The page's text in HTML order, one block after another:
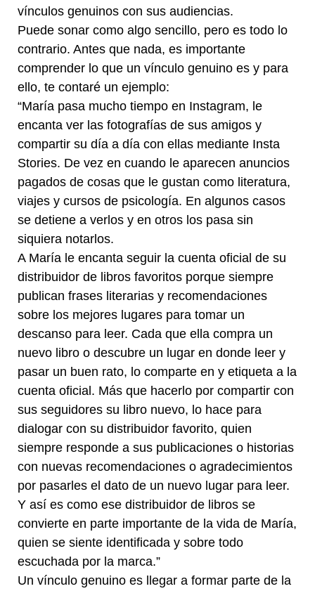
vínculos genuinos con sus audiencias.
Puede sonar como algo sencillo, pero es todo lo
contrario. Antes que nada, es importante
comprender lo que un vínculo genuino es y para
ello, te contaré un ejemplo:
“María pasa mucho tiempo en Instagram, le
encanta ver las fotografías de sus amigos y
compartir su día a día con ellas mediante Insta
Stories. De vez en cuando le aparecen anuncios
pagados de cosas que le gustan como literatura,
viajes y cursos de psicología. En algunos casos
se detiene a verlos y en otros los pasa sin
siquiera notarlos.
A María le encanta seguir la cuenta oficial de su
distribuidor de libros favoritos porque siempre
publican frases literarias y recomendaciones
sobre los mejores lugares para tomar un
descanso para leer. Cada que ella compra un
nuevo libro o descubre un lugar en donde leer y
pasar un buen rato, lo comparte en y etiqueta a la
cuenta oficial. Más que hacerlo por compartir con
sus seguidores su libro nuevo, lo hace para
dialogar con su distribuidor favorito, quien
siempre responde a sus publicaciones o historias
con nuevas recomendaciones o agradecimientos
por pasarles el dato de un nuevo lugar para leer.
Y así es como ese distribuidor de libros se
convierte en parte importante de la vida de María,
quien se siente identificada y sobre todo
escuchada por la marca.”
Un vínculo genuino es llegar a formar parte de la